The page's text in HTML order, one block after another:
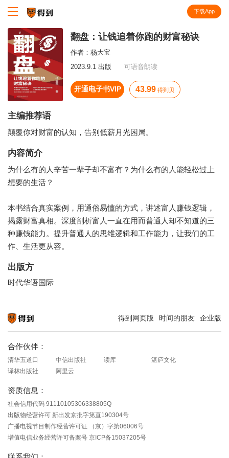
下载App
翻盘：让钱追着你跑的财富秘诀
作者： 杨大宝
2023.9.1 出版
可语音朗读
开通电子书VIP 43.99 得到贝
主编推荐语
颠覆你对财富的认知，告别低薪月光困局。
内容简介
为什么有的人辛苦一辈子却不富有？为什么有的人能轻松过上
想要的生活？
本书结合真实案例，用通俗易懂的方式，讲述富人赚钱逻辑，
揭露财富真相。深度剖析富人一直在用而普通人却不知道的三
种赚钱能力。提升普通人的思维逻辑和工作能力，让我们的工
作、生活更从容。
出版方
时代华语国际
得到网页版 时间的朋友 企业版
合作伙伴：
清华五道口 中信出版社 读库
湛庐文化
译林出版社
阿里云
资质信息：
社会信用代码 91110105306338805Q
出版物经营许可 新出发京批字第直190304号
广播电视节目制作经营许可证 （京）字第06006号
增值电信业务经营许可备案号 京ICP备15037205号